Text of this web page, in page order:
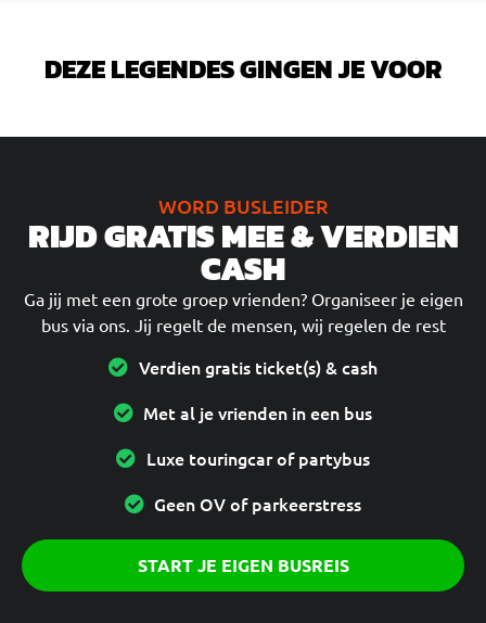
DEZE LEGENDES GINGEN JE VOOR
WORD BUSLEIDER
RIJD GRATIS MEE & VERDIEN
CASH
Ga jij met een grote groep vrienden? Organiseer je eigen
bus via ons. Jij regelt de mensen, wij regelen de rest
Verdien gratis ticket(s) & cash
Met al je vrienden in een bus
Luxe touringcar of partybus
Geen OV of parkeerstress
START JE EIGEN BUSREIS